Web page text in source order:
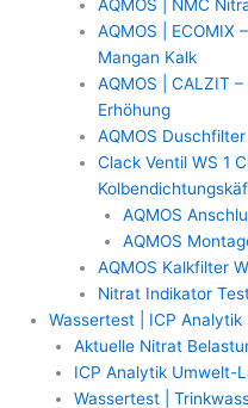
AQMOS | NMC
AQMOS | ECOMIX
Mangan Kalk
AQMOS | CALZIT
Erhöhung
AQMOS
Clack Ventil WS 1
AQMOS
AQMOS
AQMOS Kalkfilter
Nitrat Indikator
Wassertest | ICP Analytik
Aktuelle Nitrat
ICP Analytik Umwelt-
Wassertest |